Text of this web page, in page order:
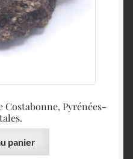
Costabonne, Pyrénées-
panier